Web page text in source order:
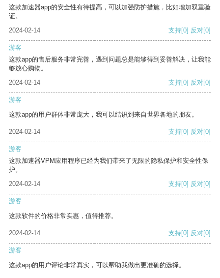
这款加速器app的安全性有待提高，可以加强防护措施，比如增加双重验
证。
2024-02-14
支持[0] 反对[0]
游客
这款app的售后服务非常完善，遇到问题总是能够得到妥善解决，让我能
够放心购物。
2024-02-14
支持[0] 反对[0]
游客
这款app的用户群体非常庞大，我可以结识到来自世界各地的朋友。
2024-02-14 支持[0] 反对[0]
游客
这款加速器VPM应用程序已经为我们带来了无限的隐私保护和安全性保
护。
2024-02-14
支持[0] 反对[0]
游客
这款软件的价格非常实惠，值得推荐。
2024-02-14 支持[0] 反对[0]
游客
这款app的用户评论非常真实，可以帮助我做出更准确的选择。